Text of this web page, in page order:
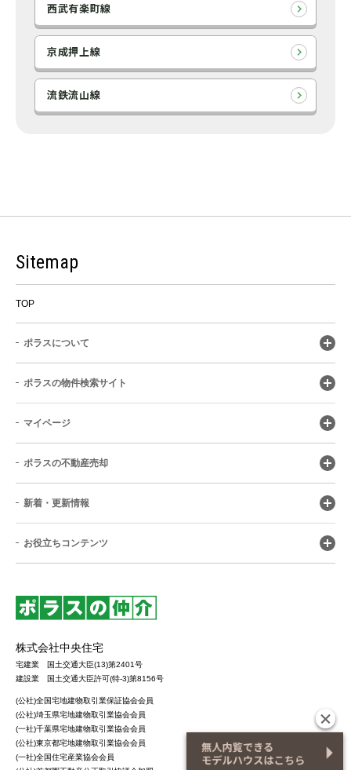
西武有楽町線
京成押上線
流鉄流山線
Sitemap
TOP
ポラスについて
ポラスの物件検索サイト
マイページ
ポラスの不動産売却
新着・更新情報
お役立ちコンテンツ
株式会社中央住宅
宅建業 国土交通大臣(13)第2401号
建設業 国土交通大臣許可(特-3)第8156号
(公社)全国宅地建物取引業保証協会会員
(公社)埼玉県宅地建物取引業協会会員
(一社)千葉県宅地建物取引業協会会員
(公社)東京都宅地建物取引業協会会員
(一社)全国住宅産業協会会員